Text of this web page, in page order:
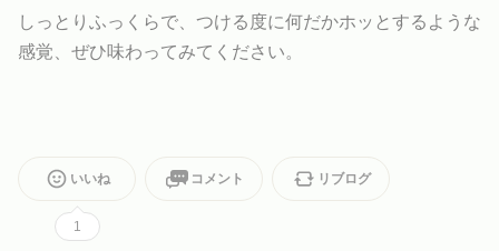
しっとりふっくらで、つける度に何だかホッとするような
感覚、ぜひ味わってみてください。
いいね
1
コメント リブログ